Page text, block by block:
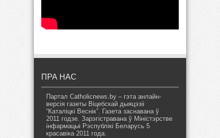
ПРА НАС
Партал Catholicnews.by – гэта анлайн-
версія газеты Віцебскай дыяцэзіі
“Каталіцкі Веснік”. Газета заснавана ў
2011 годзе. Зарэгістравана ў Міністэрстве
інфармацыі Рэспублікі Беларусь 5
красавіка 2011 года.